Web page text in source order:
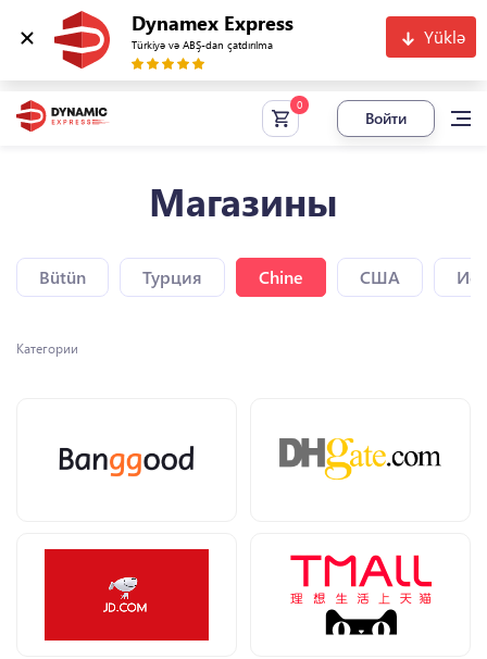
Dynamex Express
Türkiyə və ABŞ-dan çatdırılma Yüklə
Войти
Магазины
Bütün Турция Chine США
Категории